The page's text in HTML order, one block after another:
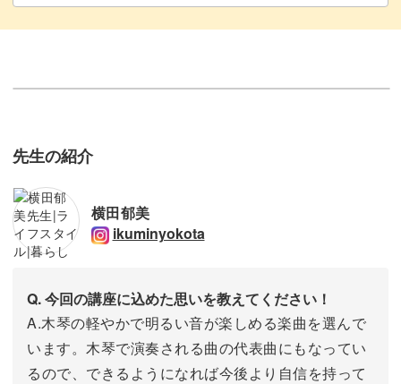
先生の紹介
横田郁美
ikuminyokota
Q. 今回の講座に込めた思いを教えてください！
A.木琴の軽やかで明るい音が楽しめる楽曲を選んで
います。木琴で演奏される曲の代表曲にもなってい
るので、できるようになれば今後より自信を持って